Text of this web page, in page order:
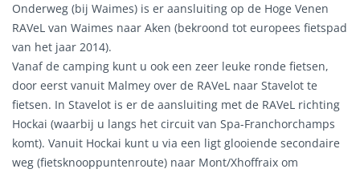
Onderweg (bij Waimes) is er aansluiting op de Hoge Venen
RAVeL van Waimes naar Aken (bekroond tot europees fietspad
van het jaar 2014).
Vanaf de camping kunt u ook een zeer leuke ronde fietsen,
door eerst vanuit Malmey over de RAVeL naar Stavelot te
fietsen. In Stavelot is er de aansluiting met de RAVeL richting
Hockai (waarbij u langs het circuit van Spa-Franchorchamps
komt). Vanuit Hockai kunt u via een ligt glooiende secondaire
weg (fietsknooppuntenroute) naar Mont/Xhoffraix om